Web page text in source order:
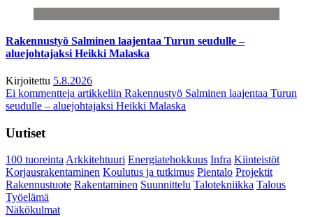
Rakennustyö Salminen laajentaa Turun seudulle –
aluejohtajaksi Heikki Malaska
Kirjoitettu 5.8.2026
Ei kommentteja artikkeliin Rakennustyö Salminen laajentaa Turun
seudulle – aluejohtajaksi Heikki Malaska
Uutiset
100 tuoreintaArkkitehtuuri Energiatehokkuus Infra Kiinteistöt
Korjausrakentaminen Koulutus ja tutkimus Pientalo Projektit
Rakennustuote Rakentaminen Suunnittelu Talotekniikka Talous
Työelämä
Näkökulmat